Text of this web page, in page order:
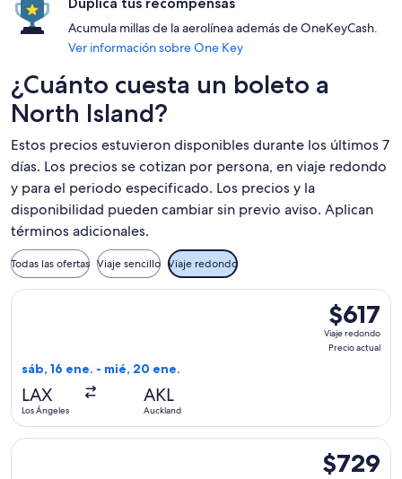
Acumula millas de la aerolínea además de OneKeyCash.
Ver información sobre One Key
¿Cuánto cuesta un boleto a
North Island?
Estos precios estuvieron disponibles durante los últimos 7
días. Los precios se cotizan por persona, en viaje redondo
y para el periodo especificado. Los precios y la
disponibilidad pueden cambiar sin previo aviso. Aplican
términos adicionales.
Todas las ofertas Viaje sencillo Viaje redondo
$617
Viaje
redondo,
$617
Viaje redondo
Precio actual
sáb, 16 ene. - mié, 20 ene.
LAX
Los Ángeles
AKL
Auckland
Seleccionar vuelo de Air Canada, con salida el sáb, 16 ene.
$729
$729
Seleccionar vuelo de Fiji Airways, con salida el lun, 15 mar.